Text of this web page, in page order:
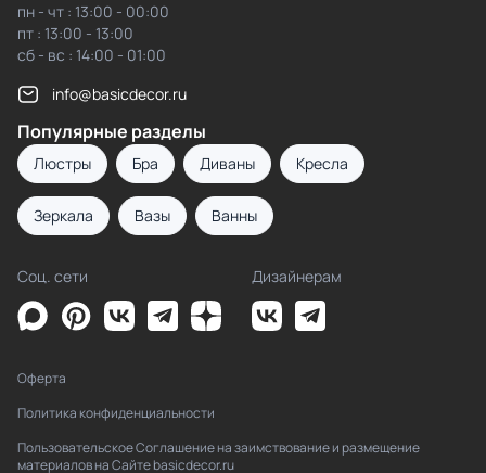
пн - чт : 13:00 - 00:00
пт : 13:00 - 13:00
сб - вс : 14:00 - 01:00
info@basicdecor.ru
Популярные разделы
Люстры Бра Диваны Кресла
Зеркала Вазы Ванны
Соц. сети Дизайнерам
Оферта
Политика конфиденциальности
Пользовательское Соглашение на заимствование и размещение
материалов на Сайте basicdecor.ru